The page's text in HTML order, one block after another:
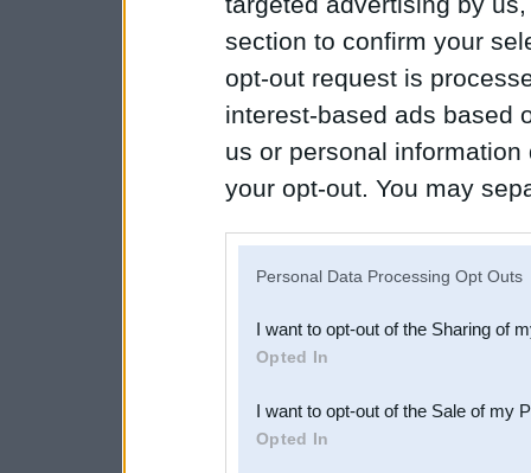
section to confirm your
opt-out request is
interest-based ads based
us or personal
your opt-out. You may
Downstream Participants
third parties.
Personal Data Processing Opt Outs
I want to opt-out of the Sharing of
Opted In
I want to opt-out of the Sale of my
Opted In